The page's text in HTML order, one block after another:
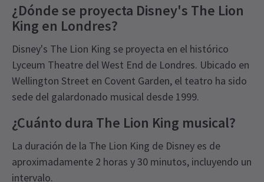
¿Dónde se proyecta Disney's The Lion
King en Londres?
Disney's The Lion King se proyecta en el histórico
Lyceum Theatre del West End de Londres. Ubicado en
Wellington Street en Covent Garden, el teatro ha sido
sede del galardonado musical desde 1999.
¿Cuánto dura The Lion King musical?
La duración de la The Lion King de Disney es de
aproximadamente 2 horas y 30 minutos, incluyendo un
intervalo.